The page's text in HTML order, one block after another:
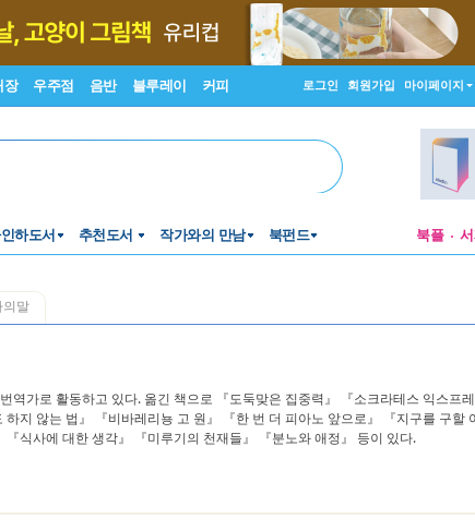
장 우주점 음반 블루레이 커피 로그인 회원가입 마이페이지
하도서 추천도서 작가와의 만남 북펀드 북플
의말
역가로 활동하고 있다. 옮긴 책으로 『도둑맞은 집중력』 『소크라테스 익스프
지 않는 법』 『비바레리뇽 고 원』 『한 번 더 피아노 앞으로』 『지구를 구할
『식사에 대한 생각』 『미루기의 천재들』 『분노와 애정』 등이 있다.